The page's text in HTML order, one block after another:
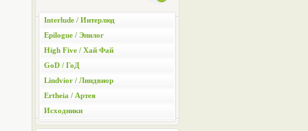
Interlude / Интерлюд
Epilogue / Эпилог
High Five / Хай Фай
GoD / ГоД
Lindvior / Линдвиор
Ertheia / Артея
Исходники